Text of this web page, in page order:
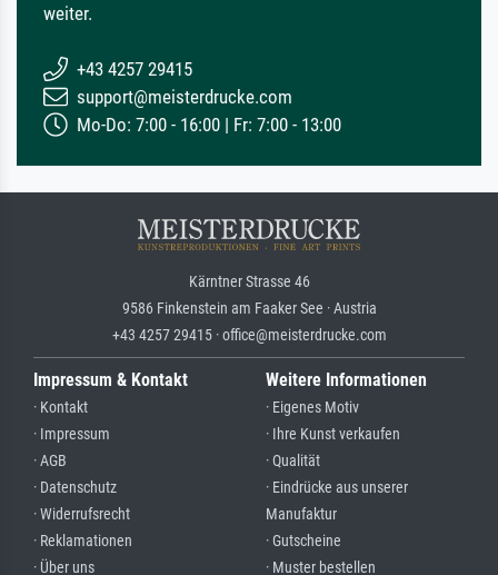
weiter.
+43 4257 29415
support@meisterdrucke.com
Mo-Do: 7:00 - 16:00 | Fr: 7:00 - 13:00
Kärntner Strasse 46
9586 Finkenstein am Faaker See · Austria
+43 4257 29415 · office@meisterdrucke.com
Impressum & Kontakt
· Kontakt
· Impressum
· AGB
· Datenschutz
· Widerrufsrecht
· Reklamationen
· Über uns
Weitere Informationen
· Eigenes Motiv
· Ihre Kunst verkaufen
· Qualität
· Eindrücke aus unserer
Manufaktur
· Gutscheine
· Muster bestellen